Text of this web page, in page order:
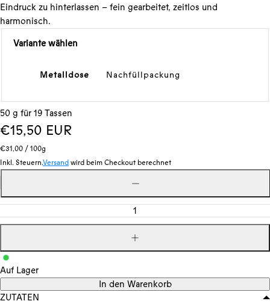
Eindruck zu hinterlassen – fein gearbeitet, zeitlos und
harmonisch.
Variante wählen
Metalldose Nachfüllpackung
50 g für 19 Tassen
Regulärer
Preis
€15,50 EUR
Stückpreis
€31,00/pro
100g
Inkl. Steuern.Versandwird beim Checkout berechnet
Menge
Menge
Menge
Auf Lager
In den Warenkorb
ZUTATEN